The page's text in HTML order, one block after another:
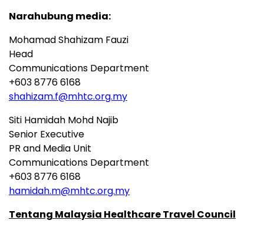
Narahubung media:
Mohamad Shahizam Fauzi
Head
Communications Department
+603 8776 6168
shahizam.f@mhtc.org.my
Siti Hamidah Mohd Najib
Senior Executive
PR and Media Unit
Communications Department
+603 8776 6168
hamidah.m@mhtc.org.my
Tentang Malaysia Healthcare Travel Council